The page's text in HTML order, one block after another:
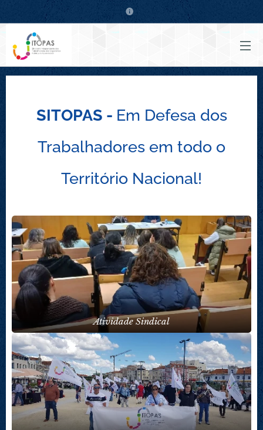
SITOPAS - Em Defesa dos
Trabalhadores em todo o
Território Nacional!
Atividade Sindical